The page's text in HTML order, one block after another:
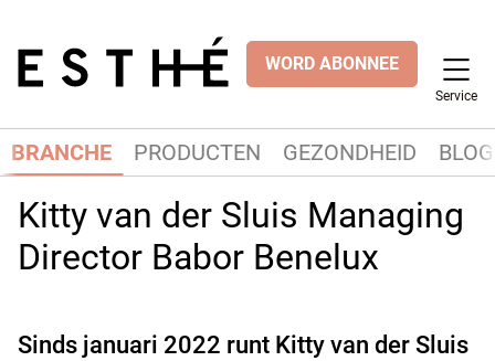
WORD ABONNEE
Service
BRANCHE PRODUCTEN GEZONDHEID
Kitty van der Sluis Managing
Director Babor Benelux
Sinds januari 2022 runt Kitty van der Sluis